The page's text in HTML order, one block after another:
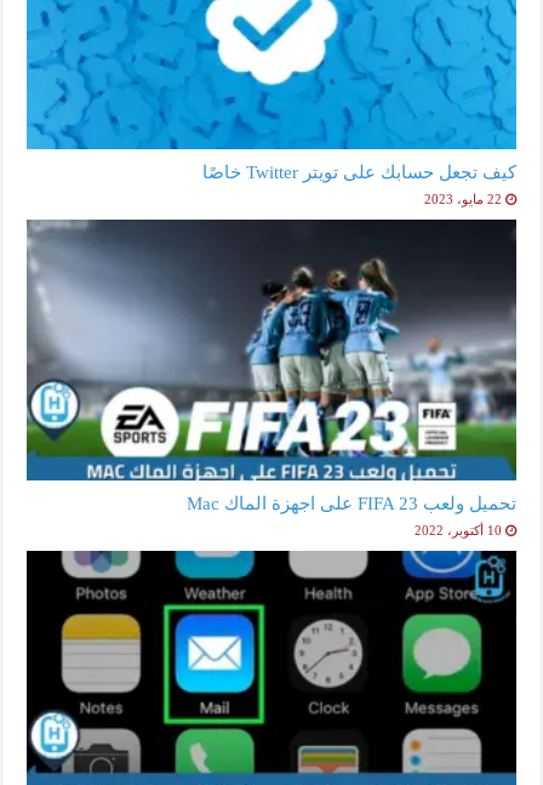
كيف تجعل حسابك على تويتر Twitter خاصًا
22 مايو، 2023
تحميل ولعب FIFA 23 على اجهزة الماك Mac
10 أكتوبر، 2022